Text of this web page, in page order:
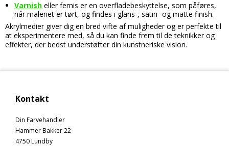
Varnisheller fernis er en overfladebeskyttelse, som påføres,
når maleriet er tørt, og findes i glans-, satin- og matte finish.
Akrylmedier giver dig en bred vifte af muligheder og er perfekte til
at eksperimentere med, så du kan finde frem til de teknikker og
effekter, der bedst understøtter din kunstneriske vision.
Kontakt
Din Farvehandler
Hammer Bakker 22
4750 Lundby